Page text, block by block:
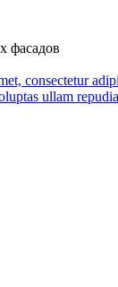
фасадов
consectetur
ullam